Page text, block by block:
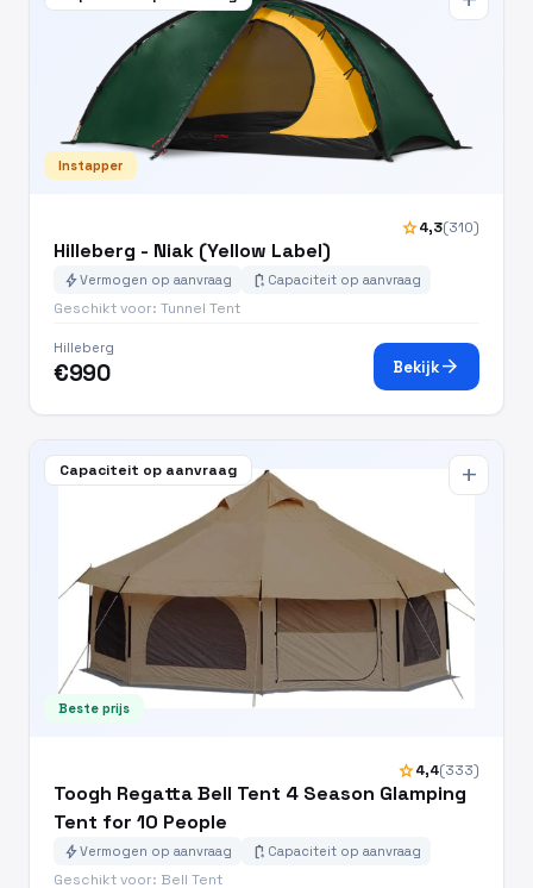
Instapper
star4,3(310)
Hilleberg - Niak (Yellow Label)
boltVermogen op aanvraag battery_charging_full Capaciteit op aanvraag
Geschikt voor: Tunnel Tent
Hilleberg
€990 Bekijkarrow_forward
Capaciteit op aanvraag
Beste prijs
add
star4,4(333)
Toogh Regatta Bell Tent 4 Season Glamping
Tent for 10 People
boltVermogen op aanvraag battery_charging_full Capaciteit op aanvraag
Geschikt voor: Bell Tent